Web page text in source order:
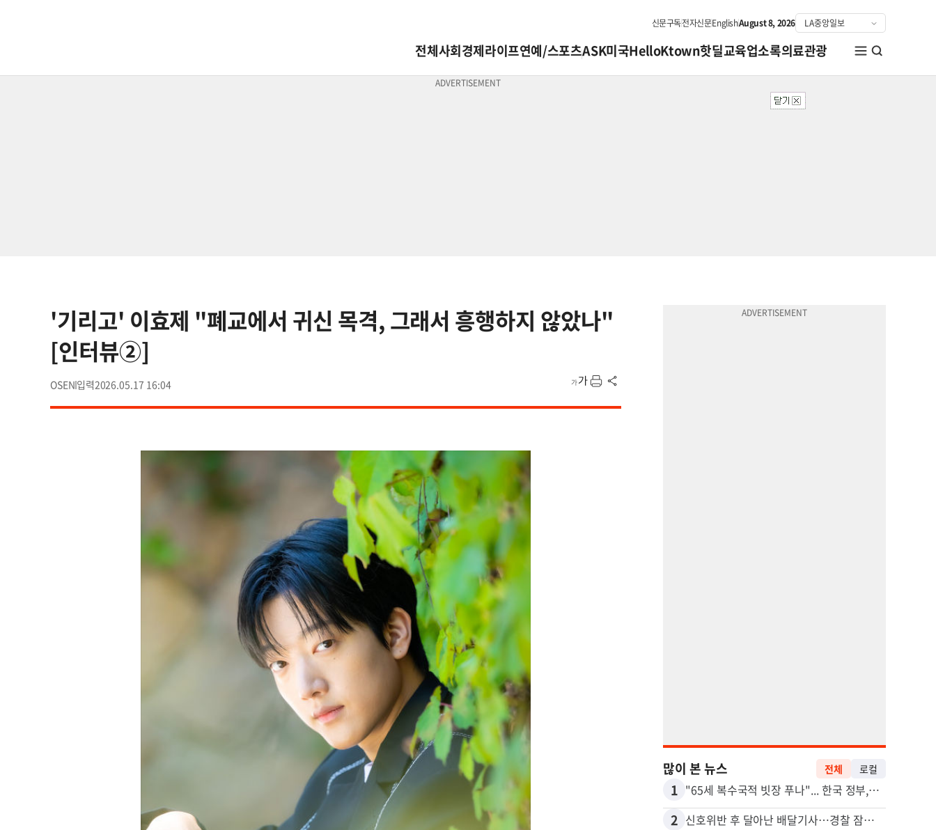
신문구독전자신문EnglishAugust 8, 2026
전체사회경제라이프연예/스포츠ASK미국HelloKtown핫딜교육업소록의료관광
'기리고' 이효제 "폐교에서 귀신 목격, 그래서 흥행하지 않았나"
[인터뷰②]
OSEN 2026.05.17 16:04
많이 본 뉴스 전체 로컬
1 "65세 복수국적 빗장 푸나"... 한국 정부, 연령 완화 전면 추진
2 신호위반 후 달아난 배달기사…경찰 잠복해 잡고보니 ‘반전’